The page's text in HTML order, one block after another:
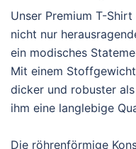
Unser Premium T-
nicht nur
ein modisches
Mit einem
dicker und robuster
ihm eine langlebige
Die röhrenförmige